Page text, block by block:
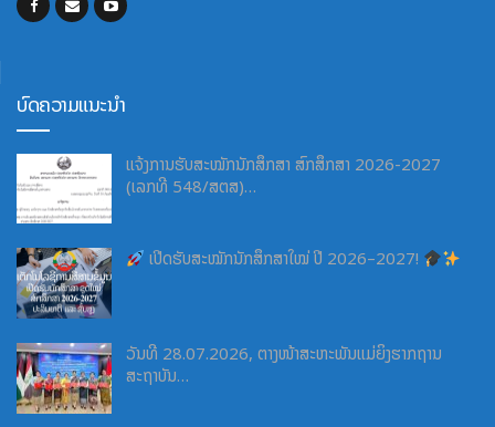
ບົດຄວາມແນະນຳ
ແຈ້ງການຮັບສະໝັກນັກສຶກສາ ສົກສຶກສາ 2026-2027
(ເລກທີ 548/ສຕສ)…
ເປີດຮັບສະໝັກນັກສຶກສາໃໝ່ ປີ 2026–2027!
ວັນທີ 28.07.2026, ຕາງໜ້າສະຫະພັນແມ່ຍິງຮາກຖານ
ສະຖາບັນ…